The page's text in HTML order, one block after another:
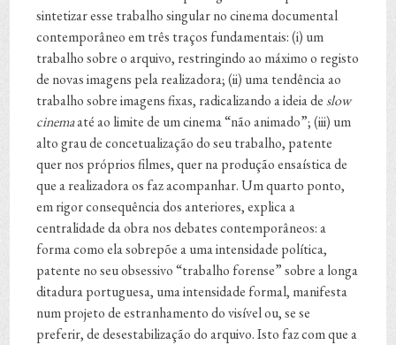
sintetizar esse trabalho singular no cinema documental
contemporâneo em três traços fundamentais: (i) um
trabalho sobre o arquivo, restringindo ao máximo o registo
de novas imagens pela realizadora; (ii) uma tendência ao
trabalho sobre imagens fixas, radicalizando a ideia deslow
cinemaaté ao limite de um cinema “não animado”; (iii) um
alto grau de concetualização do seu trabalho, patente
quer nos próprios filmes, quer na produção ensaística de
que a realizadora os faz acompanhar. Um quarto ponto,
em rigor consequência dos anteriores, explica a
centralidade da obra nos debates contemporâneos: a
forma como ela sobrepõe a uma intensidade política,
patente no seu obsessivo “trabalho forense” sobre a longa
ditadura portuguesa, uma intensidade formal, manifesta
num projeto de estranhamento do visível ou, se se
preferir, de desestabilização do arquivo. Isto faz com que a